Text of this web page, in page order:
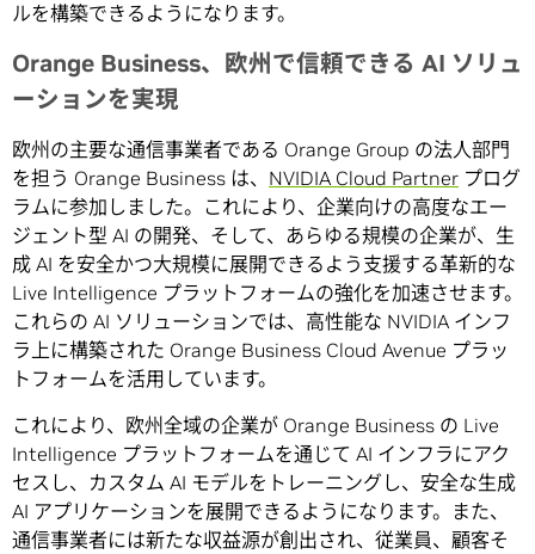
ルを構築できるようになります。
Orange Business、欧州で信頼できる AI ソリュ
ーションを実現
欧州の主要な通信事業者である Orange Group の法人部門
を担う Orange Business は、 NVIDIA Cloud Partner プログ
ラムに参加しました。これにより、企業向けの高度なエー
ジェント型 AI の開発、そして、あらゆる規模の企業が、生
成 AI を安全かつ大規模に展開できるよう支援する革新的な
Live Intelligence プラットフォームの強化を加速させます。
これらの AI ソリューションでは、高性能な NVIDIA インフ
ラ上に構築された Orange Business Cloud Avenue プラッ
トフォームを活用しています。
これにより、欧州全域の企業が Orange Business の Live
Intelligence プラットフォームを通じて AI インフラにアク
セスし、カスタム AI モデルをトレーニングし、安全な生成
AI アプリケーションを展開できるようになります。また、
通信事業者には新たな収益源が創出され、従業員、顧客そ